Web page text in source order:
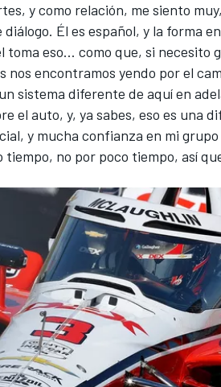
y como relación, me siento
Él es español, y la forma
toma eso… como que, si necesito
nos encontramos yendo por el
sistema diferente de aquí en
el auto, y, ya sabes, eso es una
y mucha confianza en mi
tiempo, no por poco tiempo, así